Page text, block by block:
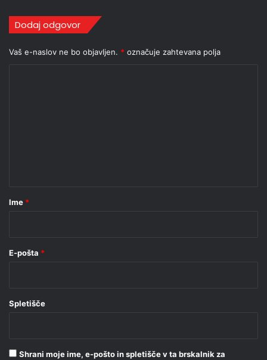
Dodaj odgovor
Vaš e-naslov ne bo objavljen. * označuje zahtevana polja
r
Ime *
E-pošta *
Spletišče
Shrani moje ime, e-pošto in spletišče v ta brskalnik za